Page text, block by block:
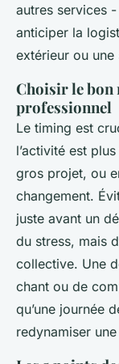
autres services
anticiper la
extérieur ou une
Choisir le bon
professionnel
Le timing est
l’activité est
gros projet, ou
changement.
juste avant un
du stress, mais
collective. Une
chant ou de
qu’une journée
redynamiser